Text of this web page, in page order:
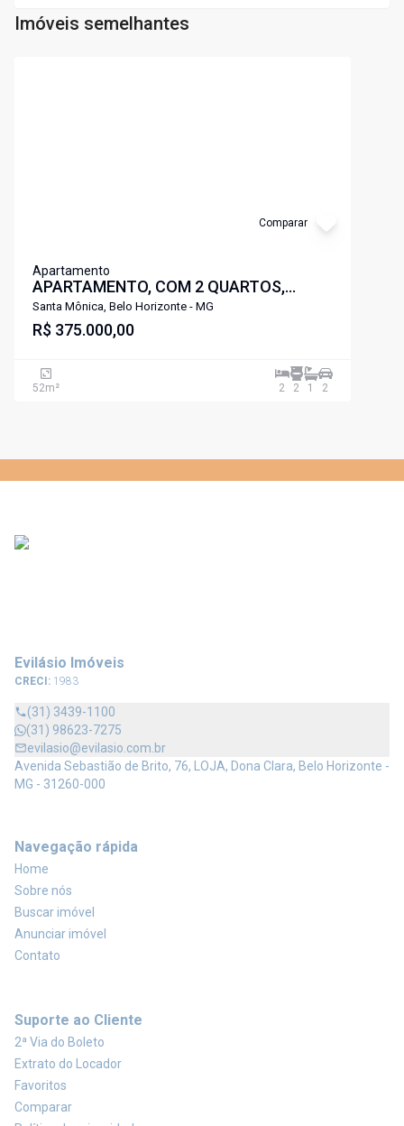
Imóveis semelhantes
Comparar
Apartamento
APARTAMENTO, COM 2 QUARTOS,
SUITE, ELEVADOR 02 VAGAS SANTA
MONICA -PAMPULHA .
Santa Mônica, Belo Horizonte - MG
R$ 375.000,00
52m² 2 2 1 2
Evilásio Imóveis
CRECI: 1983
(31) 3439-1100
(31) 98623-7275
evilasio@evilasio.com.br
Avenida Sebastião de Brito, 76, LOJA, Dona Clara, Belo Horizonte -
MG - 31260-000
Navegação rápida
Home
Sobre nós
Buscar imóvel
Anunciar imóvel
Contato
Suporte ao Cliente
2ª Via do Boleto
Extrato do Locador
Favoritos
Comparar